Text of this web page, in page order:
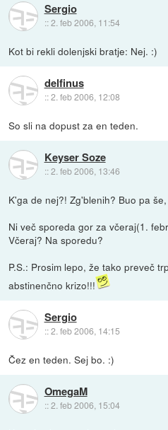
Sergio
::2. feb 2006, 11:54
Kot bi rekli dolenjski bratje: Nej. :)
delfinus
::2. feb 2006, 12:08
So sli na dopust za en teden.
Keyser Soze
::2. feb 2006, 13:46
K'ga de nej?! Zg'blenih? Buo pa
Ni več sporeda gor za včeraj(1.
Včeraj? Na sporedu?
P.S.: Prosim lepo, že tako preveč
abstinenčno krizo!!!
Sergio
::2. feb 2006, 14:15
Čez en teden. Sej bo. :)
OmegaM
::2. feb 2006, 15:04